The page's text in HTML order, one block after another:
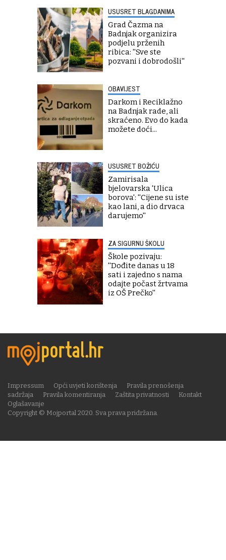
USUSRET BLAGDANIMA
Grad Čazma na
Badnjak organizira
podjelu prženih
ribica: ''Sve ste
pozvani i dobrodošli''
OBAVIJEST
Darkom i Reciklažno
na Badnjak rade, ali
skraćeno. Evo do kada
možete doći...
USUSRET BOŽIĆU
Zamirisala
bjelovarska 'Ulica
borova': ''Cijene su iste
kao lani, a dio drvaca
darujemo''
ZA SIGURNU ŠKOLU
Škole pozivaju:
''Dođite danas u 18
sati i zajedno s nama
odajte počast žrtvama
iz OŠ Prečko''
Copyright © Mojportal 2020. Sva prava pridržana.
Impressum Opći uvjeti korištenja
Pravila prenošenja
sadržaja
Pravila komentiranja Zaštita privatnosti
Kontakt
Oglašavanje